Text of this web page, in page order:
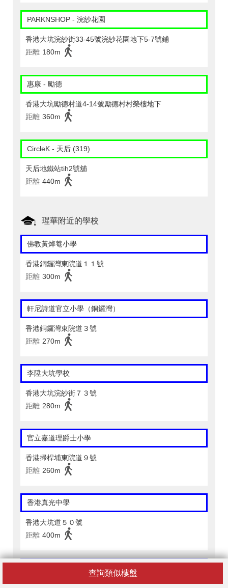
查詢類似樓盤
PARKNSHOP - 浣紗花園
香港大坑浣紗街33-45號浣紗花園地下5-7號鋪
距離 180m
惠康 - 勵德
香港大坑勵德村道4-14號勵德村村榮樓地下
距離 360m
CircleK - 天后 (319)
天后地鐵站tih2號舖
距離 440m
瑆華附近的學校
佛教黃焯菴小學
香港銅鑼灣東院道１１號
距離 300m
軒尼詩道官立小學（銅鑼灣）
香港銅鑼灣東院道３號
距離 270m
李陞大坑學校
香港大坑浣紗街７３號
距離 280m
官立嘉道理爵士小學
香港掃桿埔東院道９號
距離 260m
香港真光中學
香港大坑道５０號
距離 400m
聖保祿學校（小學部）